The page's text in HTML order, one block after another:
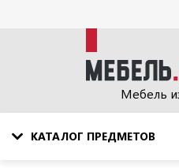
Мебель
КАТАЛОГ ПРЕДМЕТОВ